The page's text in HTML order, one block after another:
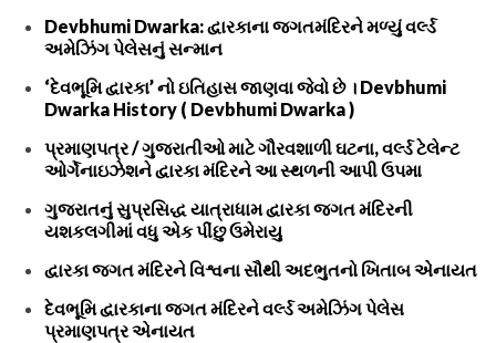
Devbhumi Dwarka: દ્વારકાના જગતમંદિરને મળ્યું વર્લ્ડ
અમેઝિંગ પેલેસનું સન્માન
‘દેવભૂમિ દ્વારકા’ નો ઇતિહાસ જાણવા જેવો છે । Devbhumi
Dwarka History ( Devbhumi Dwarka )
પ્રમાણપત્ર / ગુજરાતીઓ માટે ગૌરવશાળી ઘટના, વર્લ્ડ ટેલેન્ટ
ઓર્ગેનાઇઝેશને દ્વારકા મંદિરને આ સ્થળની આપી ઉપમા
ગુજરાતનું સુપ્રસિદ્ધ યાત્રાધામ દ્વારકા જગત મંદિરની
યશકલગીમાં વધુ એક પીંછુ ઉમેરાયુ
દ્વારકા જગત મંદિરને વિશ્વના સૌથી અદભુતનો ખિતાબ એનાયત
દેવભૂમિ દ્વારકાના જગત મંદિરને વર્લ્ડ અમેઝિંગ પેલેસ
પ્રમાણપત્ર એનાયત